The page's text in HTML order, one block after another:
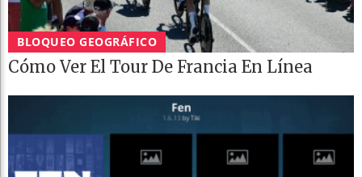
BLOQUEO GEOGRÁFICO
Cómo Ver El Tour De Francia En Línea